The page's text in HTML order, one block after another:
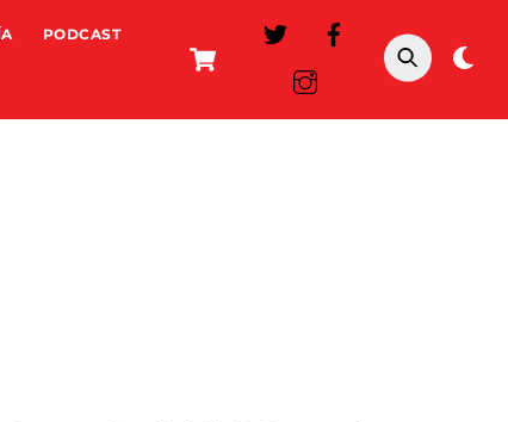
Cart
PODCAST